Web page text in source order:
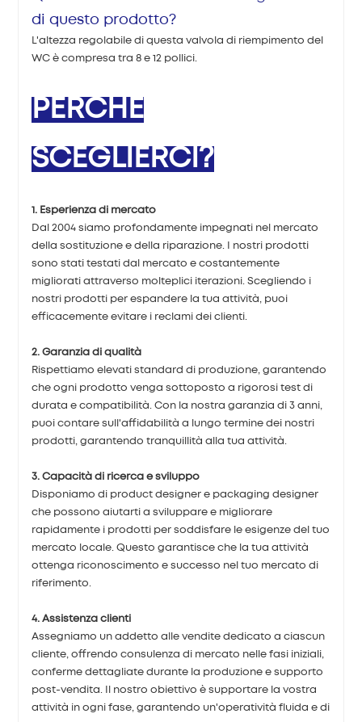
di questo prodotto?
L'altezza regolabile di questa valvola di riempimento del
WC è compresa tra 8 e 12 pollici.
PERCHÉ
SCEGLIERCI?
1. Esperienza di mercato
Dal 2004 siamo profondamente impegnati nel mercato
della sostituzione e della riparazione. I nostri prodotti
sono stati testati dal mercato e costantemente
migliorati attraverso molteplici iterazioni. Scegliendo i
nostri prodotti per espandere la tua attività, puoi
efficacemente evitare i reclami dei clienti.
2. Garanzia di qualità
Rispettiamo elevati standard di produzione, garantendo
che ogni prodotto venga sottoposto a rigorosi test di
durata e compatibilità. Con la nostra garanzia di 3 anni,
puoi contare sull'affidabilità a lungo termine dei nostri
prodotti, garantendo tranquillità alla tua attività.
3. Capacità di ricerca e sviluppo
Disponiamo di product designer e packaging designer
che possono aiutarti a sviluppare e migliorare
rapidamente i prodotti per soddisfare le esigenze del tuo
mercato locale. Questo garantisce che la tua attività
ottenga riconoscimento e successo nel tuo mercato di
riferimento.
4. Assistenza clienti
Assegniamo un addetto alle vendite dedicato a ciascun
cliente, offrendo consulenza di mercato nelle fasi iniziali,
conferme dettagliate durante la produzione e supporto
post-vendita. Il nostro obiettivo è supportare la vostra
attività in ogni fase, garantendo un'operatività fluida e di